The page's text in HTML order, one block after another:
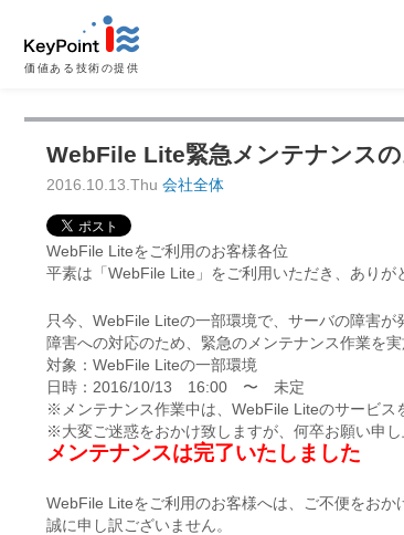
価値ある技術の提供
WebFile Lite緊急メンテナンスの
2016.10.13.Thu 会社全体
WebFile Liteをご利用のお客様各位
平素は「WebFile Lite」をご利用いただき、ありが
只今、WebFile Liteの一部環境で、サーバの障害が
障害への対応のため、緊急のメンテナンス作業を実
対象：WebFile Liteの一部環境
日時：2016/10/13 16:00 〜 未定
※メンテナンス作業中は、WebFile Liteのサービス
※大変ご迷惑をおかけ致しますが、何卒お願い申し
メンテナンスは完了いたしました
WebFile Liteをご利用のお客様へは、ご不便をおか
誠に申し訳ございません。